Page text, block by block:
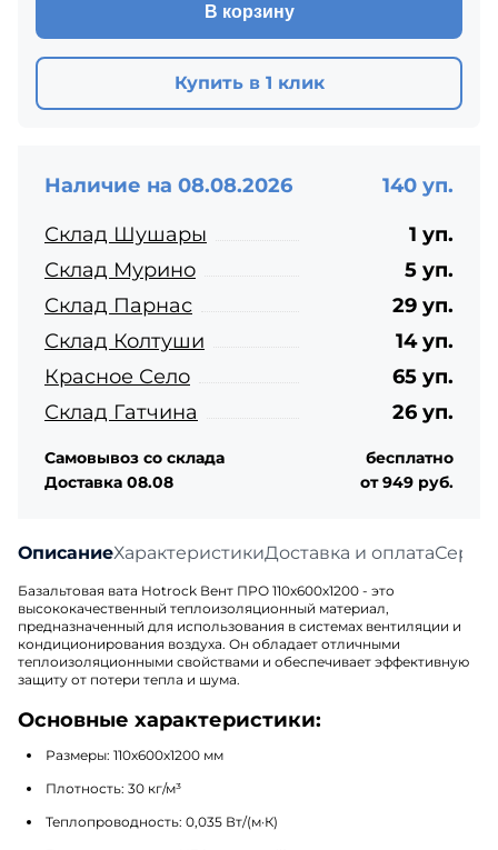
ОписаниеХарактеристикиДоставка и оплата
Базальтовая вата Hotrock Вент ПРО 110х600х1200 - это
высококачественный теплоизоляционный материал,
предназначенный для использования в системах вентиляции и
кондиционирования воздуха. Он обладает отличными
теплоизоляционными свойствами и обеспечивает эффективную
защиту от потери тепла и шума.
Основные характеристики:
Размеры: 110х600х1200 мм
Плотность: 30 кг/м³
Теплопроводность: 0,035 Вт/(м·К)
В корзину
Купить в 1 клик
Наличие на 08.08.2026
140 уп.
Склад Шушары
1 уп.
Склад Мурино
5 уп.
Склад Парнас
29 уп.
Склад Колтуши
14 уп.
Красное Село
65 уп.
Склад Гатчина
26 уп.
Самовывоз со склада
бесплатно
Доставка 08.08
от 949 руб.